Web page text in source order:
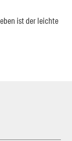
ist der leichte